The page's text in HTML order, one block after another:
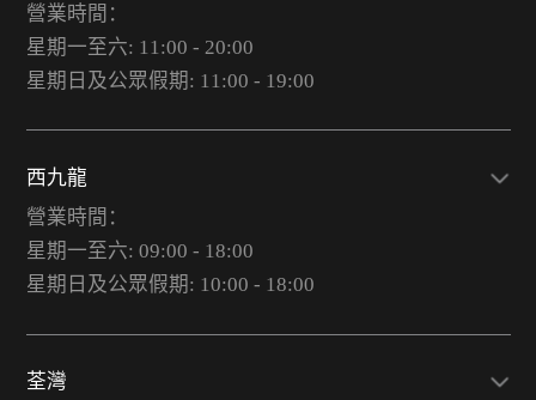
營業時間：
星期一至六: 11:00 - 20:00
星期日及公眾假期: 11:00 - 19:00
西九龍
營業時間：
星期一至六: 09:00 - 18:00
星期日及公眾假期: 10:00 - 18:00
荃灣